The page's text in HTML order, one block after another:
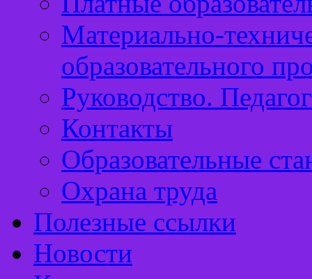
Материально-
образовательного
Руководство.
Контакты
Образовательные
Охрана труда
Полезные ссылки
Новости